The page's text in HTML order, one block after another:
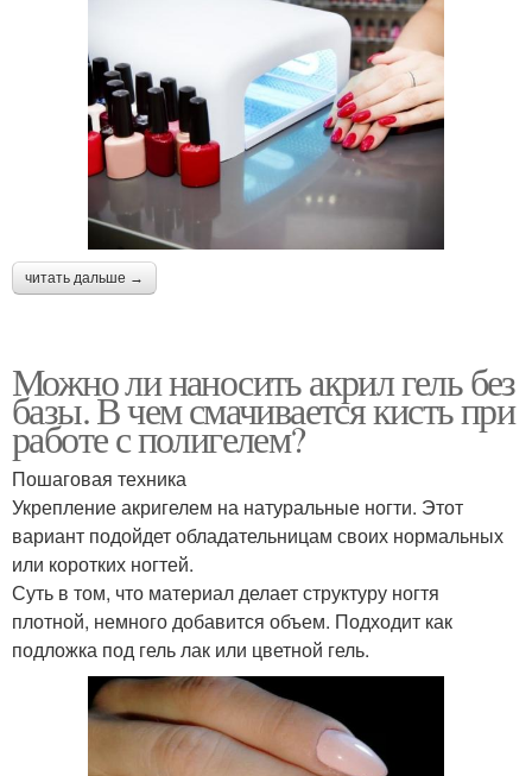
читать дальше →
Можно ли наносить акрил гель без
базы. В чем смачивается кисть при
работе с полигелем?
Пошаговая техника
Укрепление акригелем на натуральные ногти. Этот
вариант подойдет обладательницам своих нормальных
или коротких ногтей.
Суть в том, что материал делает структуру ногтя
плотной, немного добавится объем. Подходит как
подложка под гель лак или цветной гель.